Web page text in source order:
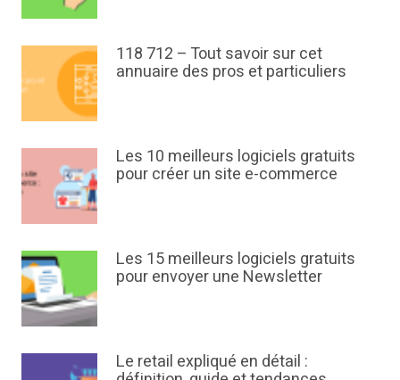
118 712 – Tout savoir sur cet
annuaire des pros et particuliers
Les 10 meilleurs logiciels gratuits
pour créer un site e-commerce
Les 15 meilleurs logiciels gratuits
pour envoyer une Newsletter
Le retail expliqué en détail :